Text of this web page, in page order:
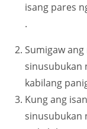
isang pares
.
Sumigaw ang
sinusubukan
kabilang
Kung ang
sinusubukan